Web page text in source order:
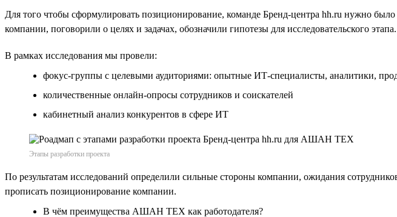
Для того чтобы сформулировать позиционирование, команде Бренд-центра hh.ru нужно
компании, поговорили о целях и задачах, обозначили гипотезы для исследовательского этапа.
В рамках исследования мы провели:
фокус-группы с целевыми аудиториями: опытные ИТ-специалисты, аналитики,
количественные онлайн-опросы сотрудников и соискателей
кабинетный анализ конкурентов в сфере ИТ
Этапы разработки проекта
По результатам исследований определили сильные стороны компании, ожидания
прописать позиционирование компании.
В чём преимущества АШАН ТЕХ как работодателя?